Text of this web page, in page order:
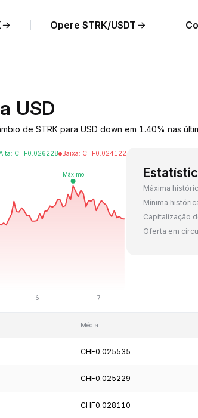
Opere STRK/USDT
USD
de STRK para USD down em 1.40% nas
: CHF0.026228 Baixa: CHF0.024122
Máxima
Mínima
Capitalização
Oferta em
Média
CHF0.025535
CHF0.025229
CHF0.028110